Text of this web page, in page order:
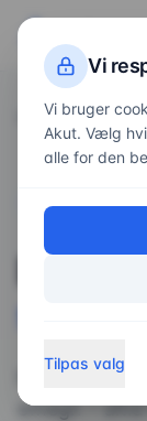
Forside
/
Områder
/
VVS-
Professionel
omegn –
Vi
Vi bruger
Akut. Vælg
alle for den
Tilpas valg